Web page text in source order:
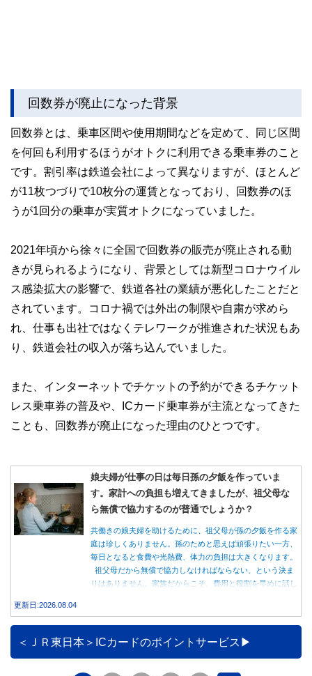
回数券が廃止になった背景
回数券とは、乗車区間や使用期間などを定めて、同じ区間
を何回も利用するほうがオトクに利用できる乗車券のこと
です。割引率は鉄道会社によって異なりますが、ほとんど
が11枚つづりで10枚分の運賃となっており、回数券のほ
うが1回分の乗車が実質オトクになっていました。
2021年頃から徐々に全国で回数券の販売が廃止される動
きが見られるようになり、背景としては新型コロナウイル
ス感染拡大の影響で、鉄道各社の業績が悪化したことだと
されています。コロナ禍では外出の制限や自粛が求めら
れ、仕事も出社ではなくテレワークが推進された状況もあ
り、鉄道会社の収入が落ち込んでいました。
また、インターネットでチケットの予約ができるチケット
レス乗車券の普及や、ICカード乗車券が主流となってきた
ことも、回数券が廃止になった理由のひとつです。
娘夫婦が仕事の日は毎日孫の夕飯を作っていま
す。家計への負担も増えてきましたが、祖父母な
ら無償で協力するのが普通でしょうか？
共働きの娘夫婦を助けるために、祖父母が孫の夕飯を作る家
庭は珍しくありません。孫のためと思えば頑張りたい一方、
毎日となると食費や光熱費、体力の負担は大きくなります。
祖父母だから無償で協力しなければならない、という決ま
りはありません。家族だからこそ、費用と役割を早めに話し
更新日:2026.08.04
＜ＪＲ東日本＞ICカードのポイントサービス